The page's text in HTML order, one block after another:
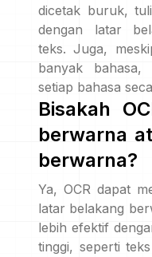
dicetak buruk,
dengan latar
teks. Juga,
banyak bahasa,
setiap bahasa
Bisakah
berwarna
berwarna?
Ya, OCR dapat
latar belakang
lebih efektif
tinggi, seperti